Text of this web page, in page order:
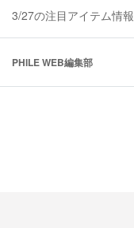
3/27の注目アイテム情報
PHILE WEB編集部